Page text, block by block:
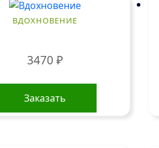
ВДОХНОВЕНИЕ
3470 ₽
Заказать